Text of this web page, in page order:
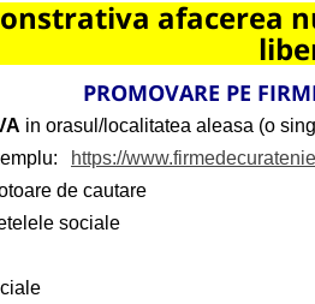
afacerea
PROMOVARE PE
in orasul/localitatea aleasa (o
https://
de cautare
sociale